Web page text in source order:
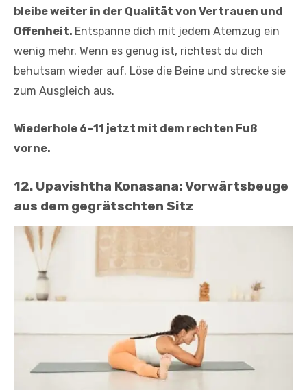
bleibe weiter in der Qualität von Vertrauen und
Offenheit. Entspanne dich mit jedem Atemzug ein
wenig mehr. Wenn es genug ist, richtest du dich
behutsam wieder auf. Löse die Beine und strecke sie
zum Ausgleich aus.
Wiederhole 6–11 jetzt mit dem rechten Fuß
vorne.
12. Upavishtha Konasana: Vorwärtsbeuge
aus dem gegrätschten Sitz